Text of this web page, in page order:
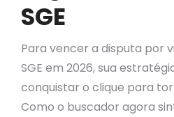
SGE
Para vencer a disputa por
SGE em 2026, sua
conquistar o clique para
Como o buscador agora